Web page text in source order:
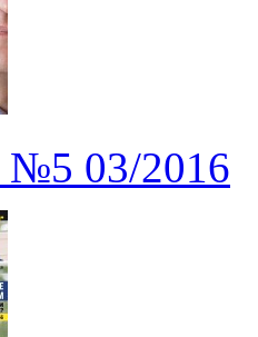
№5 03/2016